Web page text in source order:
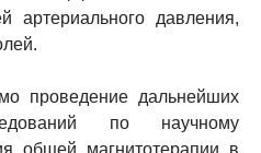
артериального давления,
проведение дальнейших
по научному
общей магнитотерапии в